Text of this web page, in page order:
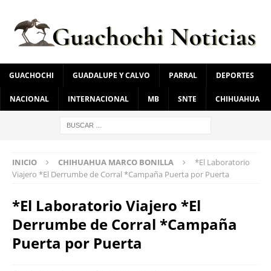
GUACHOCHI GUADALUPE Y CALVO PARRAL DEPORTES
NACIONAL INTERNACIONAL MB SNTE CHIHUAHUA
INICIO CHIHUAHUA MARCO BONILLA
*El Laboratorio
Viajero *El Derrumbe de Corral *Campaña Puerta por Puerta
*El Laboratorio Viajero *El
Derrumbe de Corral *Campaña
Puerta por Puerta